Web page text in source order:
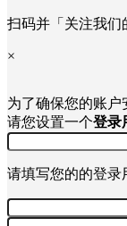
扫码并「关注我们
×
为了确保您的账户
请您设置一个登录
请填写您的的登录